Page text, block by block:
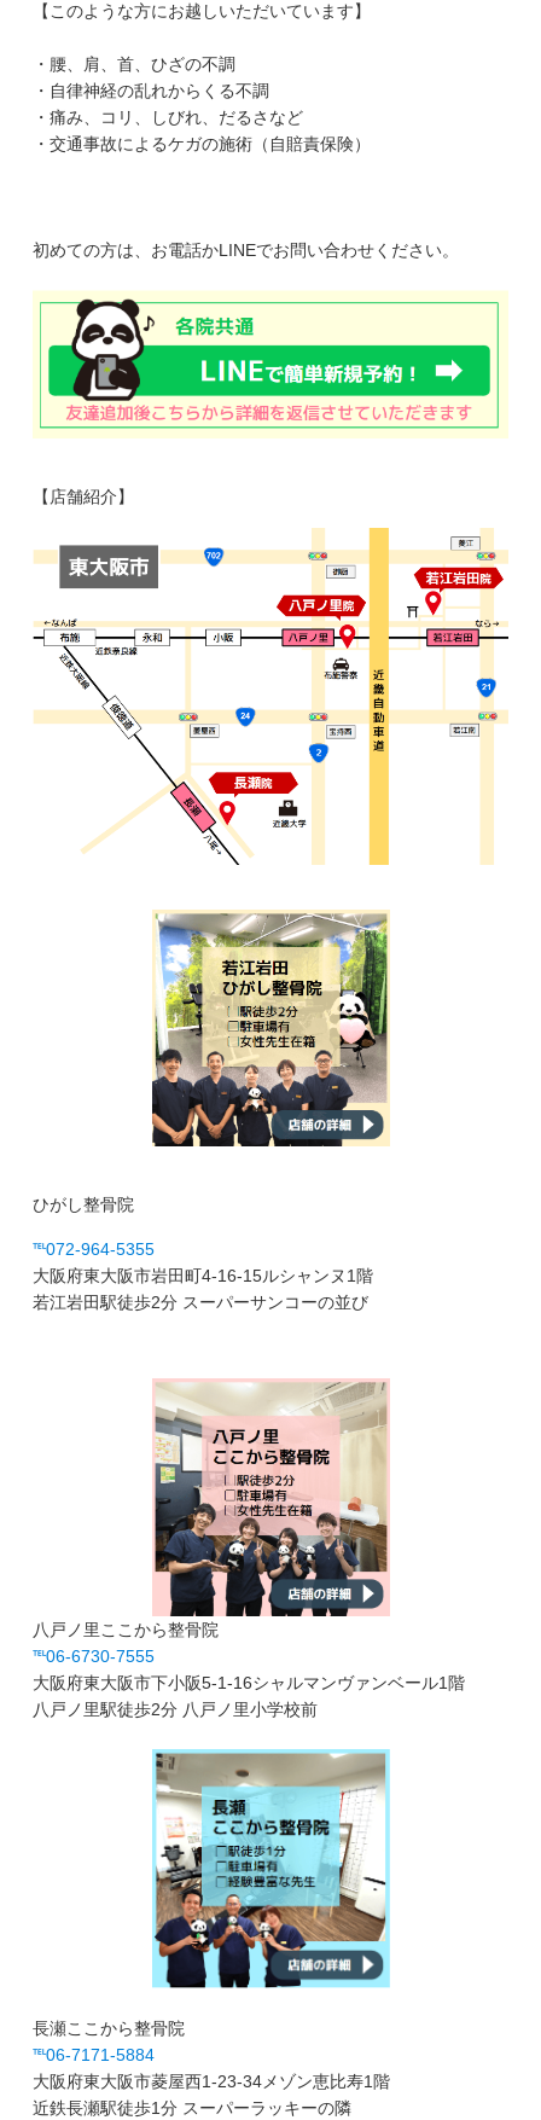
【このような方にお越しいただいています】
・腰、肩、首、ひざの不調
・自律神経の乱れからくる不調
・痛み、コリ、しびれ、だるさなど
・交通事故によるケガの施術（自賠責保険）
初めての方は、お電話かLINEでお問い合わせください。
【店舗紹介】
ひがし整骨院
℡072-964-5355
大阪府東大阪市岩田町4-16-15ルシャンヌ1階
若江岩田駅徒歩2分 スーパーサンコーの並び
八戸ノ里ここから整骨院
℡06-6730-7555
大阪府東大阪市下小阪5-1-16シャルマンヴァンベール1階
八戸ノ里駅徒歩2分 八戸ノ里小学校前
長瀬ここから整骨院
℡06-7171-5884
大阪府東大阪市菱屋西1-23-34メゾン恵比寿1階
近鉄長瀬駅徒歩1分 スーパーラッキーの隣